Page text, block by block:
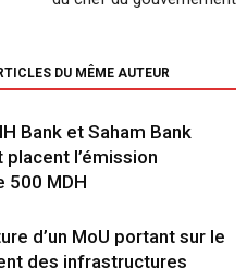
DU MÊME AUTEUR
Bank et Saham Bank
l’émission
500 MDH
d’un MoU portant sur le
des infrastructures